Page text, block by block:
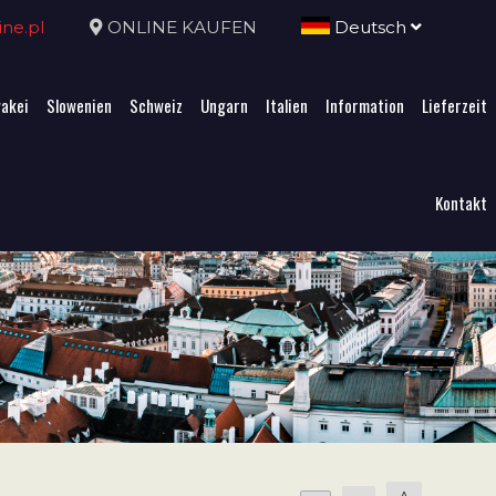
ONLINE KAUFEN Deutsch
Slowenien Schweiz Ungarn Italien Information Lieferzeit
Kontakt